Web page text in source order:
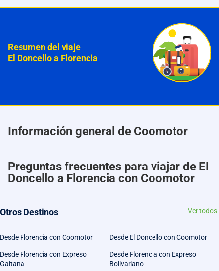
Resumen del viaje
El Doncello a Florencia
Información general de Coomotor
Preguntas frecuentes para viajar de El
Doncello a Florencia con Coomotor
Otros Destinos Ver todos
Desde Florencia con Coomotor Desde El Doncello con Coomotor
Desde Florencia con Expreso
Gaitana
Desde Florencia con Expreso
Bolivariano